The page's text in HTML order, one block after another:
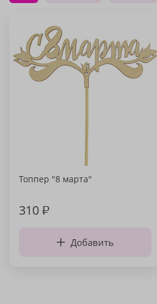
Топпер "8 марта"
310₽
Добавить